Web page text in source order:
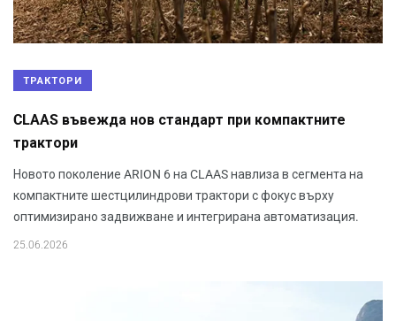
ТРАКТОРИ
CLAAS въвежда нов стандарт при компактните
трактори
Новото поколение ARION 6 на CLAAS навлиза в сегмента на
компактните шестцилиндрови трактори с фокус върху
оптимизирано задвижване и интегрирана автоматизация.
25.06.2026